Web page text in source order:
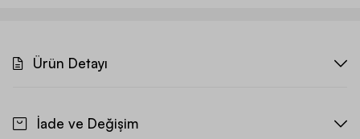
Ürün Detayı
İade ve Değişim